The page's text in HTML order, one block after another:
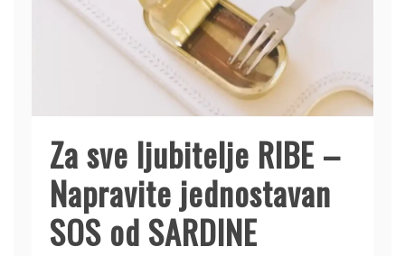
Za sve ljubitelje RIBE –
Napravite jednostavan
SOS od SARDINE